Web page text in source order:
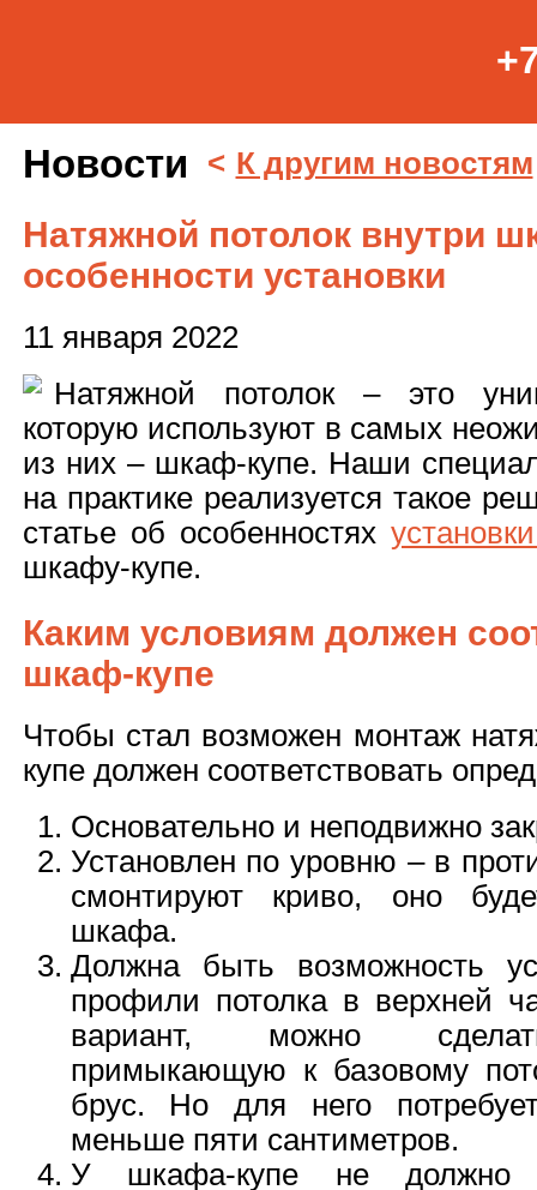
Новости < К другим новостям
Натяжной потолок внутри
особенности установки
11 января 2022
Натяжной потолок – это
которую используют в самых
из них – шкаф-купе. Наши
на практике реализуется такое
статье об особенностях
шкафу-купе.
Каким условиям должен
шкаф-купе
Чтобы стал возможен монтаж
купе должен соответствовать
Основательно и неподвижно
Установлен по уровню – в
смонтируют криво, оно
шкафа.
Должна быть возможность
профили потолка в верхней
вариант, можно
примыкающую к базовому
брус. Но для него
меньше пяти сантиметров.
У шкафа-купе не должно